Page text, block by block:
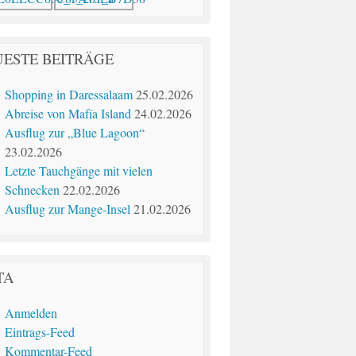
BEITRÄGE
Shopping in Daressalaam 25.02.2026
Abreise von Mafía Island 24.02.2026
Ausflug zur „Blue Lagoon“
23.02.2026
Letzte Tauchgänge mit vielen
Schnecken 22.02.2026
Ausflug zur Mange-Insel 21.02.2026
Anmelden
Eintrags-Feed
Kommentar-Feed